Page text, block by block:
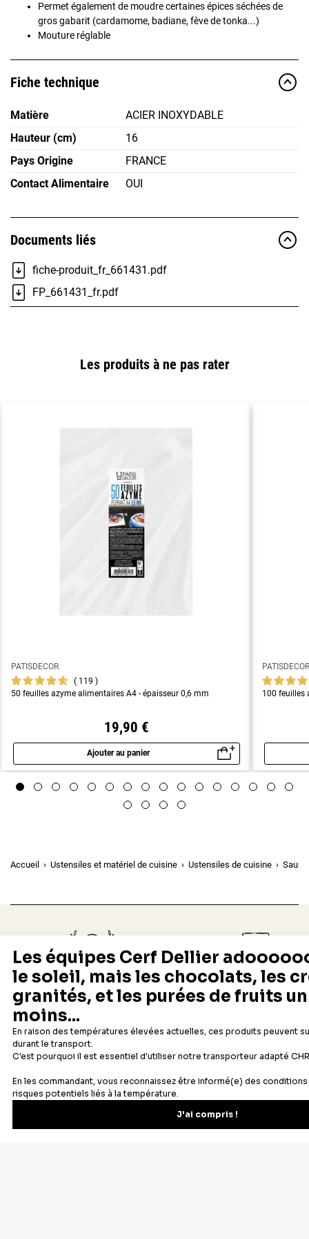
Permet également de moudre certaines épices séchées de
gros gabarit (cardamome, badiane, fève de tonka...)
Mouture réglable
Fiche technique
Matière
ACIER INOXYDABLE
Hauteur (cm)
16
Pays Origine
FRANCE
Contact Alimentaire
OUI
Documents liés
fiche-produit_fr_661431.pdf
FP_661431_fr.pdf
Les produits à ne pas rater
PATISDECOR
119
50 feuilles azyme alimentaires A4 - épaisseur 0,6 mm
19,90 €
Ajouter au panier
Aperçu rapide
100 feuilles
Accueil Ustensiles et matériel de cuisine Ustensiles de cuisine
Depuis 1932
Fabricant français reconnu
Livraison rapide 24/48h
Offerte dès 69 € en point
Newsletter
Recevez les recettes, astuces et offres spéciales.